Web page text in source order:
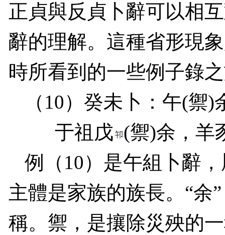
正貞與反貞卜辭可以相
辭的理解。這種省形現
時所看到的一些例子錄
（ 10）癸未卜：午(禦)
于祖戊 (禦)余，羊
例（ 10）是午組卜辭
主體是家族的族長。“余
稱。禦，是攘除災殃的